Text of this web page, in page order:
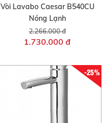
Vòi Lavabo Caesar B540CU
Nóng Lạnh
2.266.000 đ
1.730.000 đ
-25%